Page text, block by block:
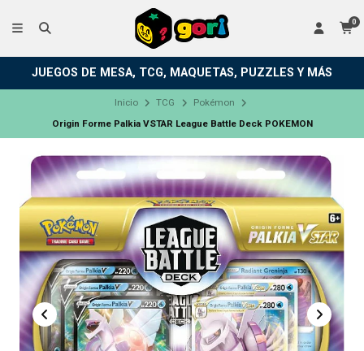
0
JUEGOS DE MESA, TCG, MAQUETAS, PUZZLES Y MÁS
Inicio TCG
Pokémon
Origin Forme Palkia VSTAR League Battle Deck POKEMON